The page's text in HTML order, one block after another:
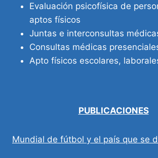
Evaluación psicofísica de
aptos físicos
Juntas e interconsultas
Consultas médicas
Apto físicos escolares,
PUBLICACIONES
Mundial de fútbol y el país que se